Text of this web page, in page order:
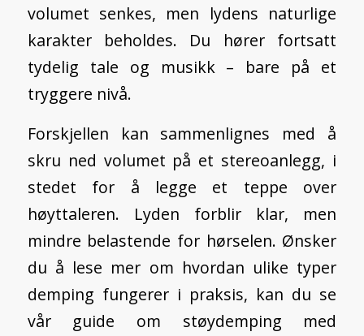
volumet senkes, men lydens naturlige
karakter beholdes. Du hører fortsatt
tydelig tale og musikk – bare på et
tryggere nivå.
Forskjellen kan sammenlignes med å
skru ned volumet på et stereoanlegg, i
stedet for å legge et teppe over
høyttaleren. Lyden forblir klar, men
mindre belastende for hørselen. Ønsker
du å lese mer om hvordan ulike typer
demping fungerer i praksis, kan du se
vår guide om støydemping med